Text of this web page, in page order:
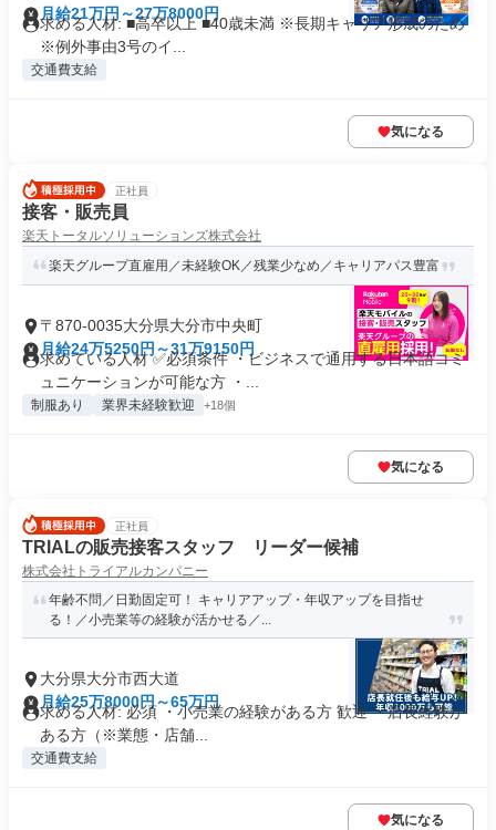
月給21万円～27万8000円
求める人材: ■高卒以上 ■40歳未満 ※長期キャリア形成のため
※例外事由3号のイ...
交通費支給
気になる
正社員
接客・販売員
楽天トータルソリューションズ株式会社
楽天グループ直雇用／未経験OK／残業少なめ／キャリアパス豊富
〒870-0035大分県大分市中央町
月給24万5250円～31万9150円
求めている人材 ✅必須条件 ・ビジネスで通用する日本語コミ
ュニケーションが可能な方 ・...
制服あり 業界未経験歓迎 +18個
気になる
正社員
TRIALの販売接客スタッフ リーダー候補
株式会社トライアルカンパニー
年齢不問／日勤固定可！ キャリアアップ・年収アップを目指せ
る！／小売業等の経験が活かせる／...
大分県大分市西大道
月給25万8000円～65万円
求める人材: 必須 ・小売業の経験がある方 歓迎 ・店長経験が
ある方（※業態・店舗...
交通費支給
気になる